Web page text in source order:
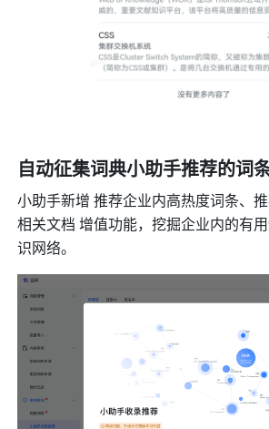
自动征集词典小助手推荐的词
小助手新增 推荐企业内高热度词条、
相关文档 增值功能，挖掘企业内的有
识网络。